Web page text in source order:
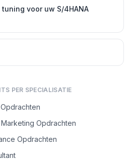
tuning voor uw S/4HANA
PER SPECIALISATIE
Opdrachten
Opdrachten